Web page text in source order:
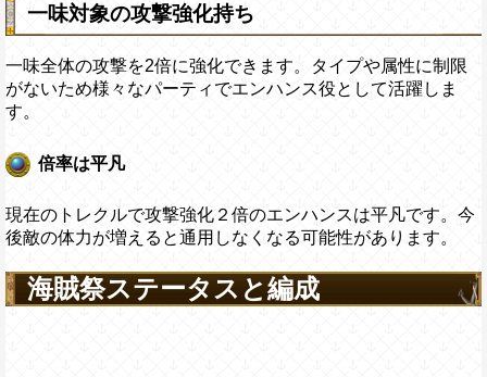
一味対象の攻撃強化持ち
一味全体の攻撃を2倍に強化できます。タイプや属性に制限
がないため様々なパーティでエンハンス役として活躍しま
す。
倍率は平凡
現在のトレクルで攻撃強化２倍のエンハンスは平凡です。今
後敵の体力が増えると通用しなくなる可能性があります。
海賊祭ステータスと編成